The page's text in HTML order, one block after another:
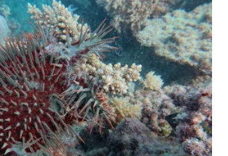
古化石，新物種還以他命名。外表
鯨可謂是「無齒之徒」，牠沒有牙
，再用嘴裡一片片平行排列著的鯨
將海水排出，留下水中的小魚小蝦
的由來。不過，古代鬚鯨其實是有
科學家發現杜拉德發現的古化石屬
著大眼睛的小型鯨，還長著滿嘴片
利亞博物館研究院博士生、報告第